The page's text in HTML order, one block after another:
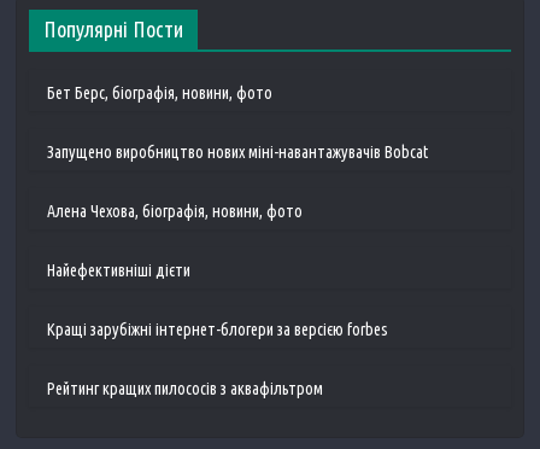
Популярні Пости
Бет Берс, біографія, новини, фото
Запущено виробництво нових міні-навантажувачів Bobcat
Алена Чехова, біографія, новини, фото
Найефективніші дієти
Кращі зарубіжні інтернет-блогери за версією forbes
Рейтинг кращих пилососів з аквафільтром